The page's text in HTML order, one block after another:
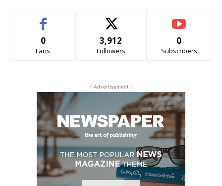
0
Fans
3,912
Followers
0
Subscribers
- Advertisement -